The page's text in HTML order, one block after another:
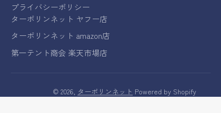
プライバシーポリシー
ターポリンネット ヤフー店
ターポリンネット amazon店
第一テント商会 楽天市場店
© 2026, ターポリンネット Powered by Shopify